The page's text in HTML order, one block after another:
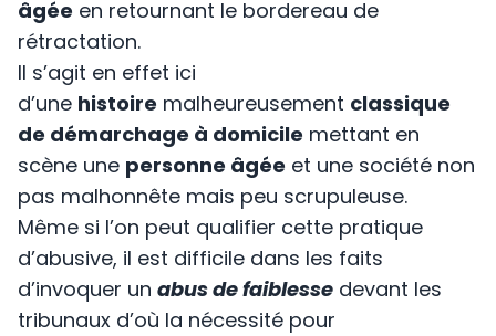
âgée en retournant le bordereau de
rétractation.
Il s’agit en effet ici
d’une histoire malheureusement classique
de démarchage à domicile mettant en
scène une personne âgée et une société non
pas malhonnête mais peu scrupuleuse.
Même si l’on peut qualifier cette pratique
d’abusive, il est difficile dans les faits
d’invoquer un abus de faiblesse devant les
tribunaux d’où la nécessité pour